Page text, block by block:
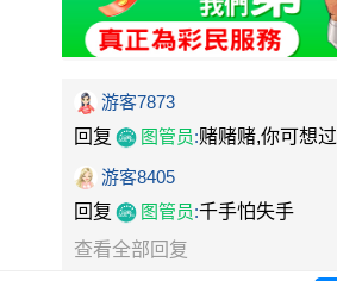
游客7873
回复
图管员:赌赌赌,你可想
游客8405
回复
图管员:千手怕失手
查看全部回复